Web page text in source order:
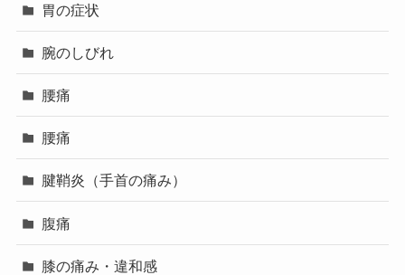
胃の症状
腕のしびれ
腰痛
腰痛
腱鞘炎（手首の痛み）
腹痛
膝の痛み・違和感